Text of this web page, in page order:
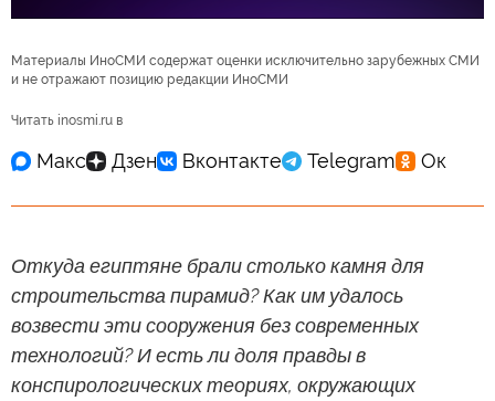
Материалы ИноСМИ содержат оценки исключительно зарубежных СМИ
и не отражают позицию редакции ИноСМИ
Читать inosmi.ru в
Откуда египтяне брали столько камня для
строительства пирамид? Как им удалось
возвести эти сооружения без современных
технологий? И есть ли доля правды в
конспирологических теориях, окружающих